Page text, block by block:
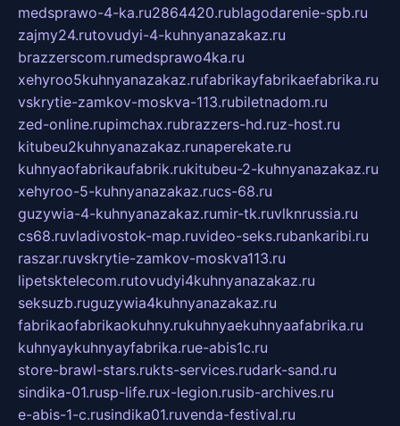
medsprawo-4-ka.ru2864420.rublagodarenie-spb.ru
zajmy24.rutovudyi-4-kuhnyanazakaz.ru
brazzerscom.rumedsprawo4ka.ru
xehyroo5kuhnyanazakaz.rufabrikayfabrikaefabrika.ru
vskrytie-zamkov-moskva-113.rubiletnadom.ru
zed-online.rupimchax.rubrazzers-hd.ruz-host.ru
kitubeu2kuhnyanazakaz.runaperekate.ru
kuhnyaofabrikaufabrik.rukitubeu-2-kuhnyanazakaz.ru
xehyroo-5-kuhnyanazakaz.rucs-68.ru
guzywia-4-kuhnyanazakaz.rumir-tk.ruvlknrussia.ru
cs68.ruvladivostok-map.ruvideo-seks.rubankaribi.ru
raszar.ruvskrytie-zamkov-moskva113.ru
lipetsktelecom.rutovudyi4kuhnyanazakaz.ru
seksuzb.ruguzywia4kuhnyanazakaz.ru
fabrikaofabrikaokuhny.rukuhnyaekuhnyaafabrika.ru
kuhnyaykuhnyayfabrika.rue-abis1c.ru
store-brawl-stars.rukts-services.rudark-sand.ru
sindika-01.rusp-life.rux-legion.rusib-archives.ru
e-abis-1-c.rusindika01.ruvenda-festival.ru